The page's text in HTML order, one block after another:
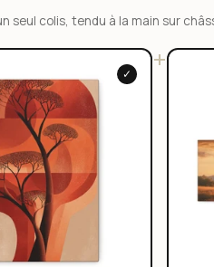
seul colis, tendu à la main sur
✓ +